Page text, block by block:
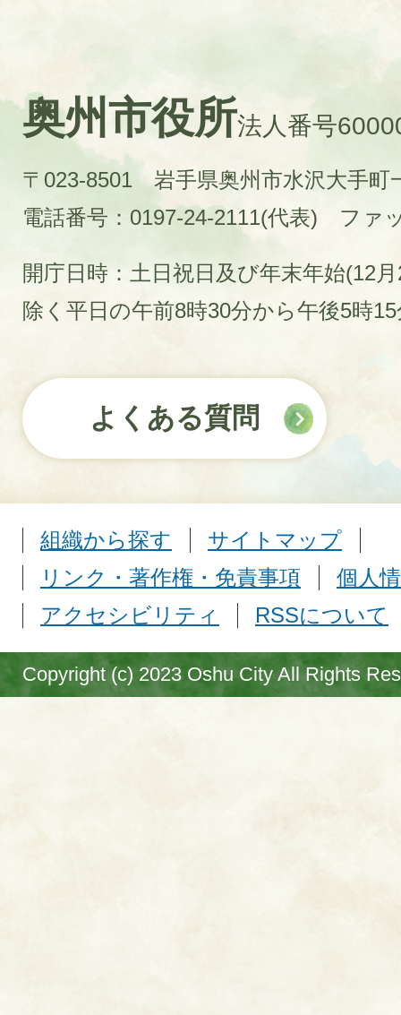
奥州市役所法人番号
〒023-8501 岩手県奥州市水沢大手町
電話番号：0197-24-2111(代表)
ファ
開庁日時：土日祝日及び年末年始(12
除く平日の午前8時30分から午後5時
よくある質問
組織から探す
サイトマップ
リンク・著作権・免責事項
個人
アクセシビリティ
RSSについて
Copyright (c) 2023 Oshu City All Rights